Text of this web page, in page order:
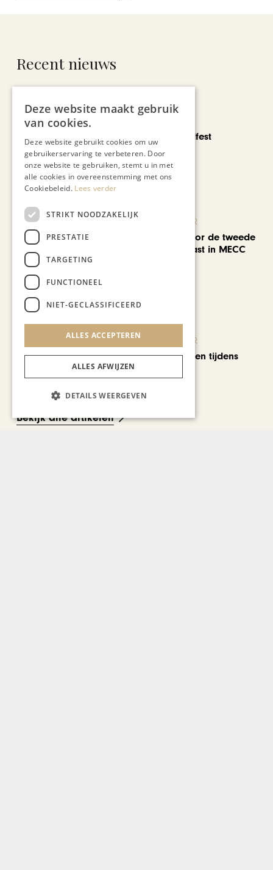
Recent nieuws
Noorbeek Foodfest
KUNST & CULTUUR
EuropArtFair voor de tweede
keer op rij te gast in MECC
KUNST & CULTUUR
Wereldse beelden tijdens
Cultura Nova
Bekijk alle artikelen
Deze website maakt gebruik
van cookies.
Deze website gebruikt cookies om uw
gebruikerservaring te verbeteren. Door
onze website te gebruiken, stemt u in met
alle cookies in overeenstemming met ons
Cookiebeleid. Lees verder
STRIKT NOODZAKELIJK
PRESTATIE
TARGETING
FUNCTIONEEL
NIET-GECLASSIFICEERD
ALLES ACCEPTEREN
ALLES AFWIJZEN
DETAILS WEERGEVEN